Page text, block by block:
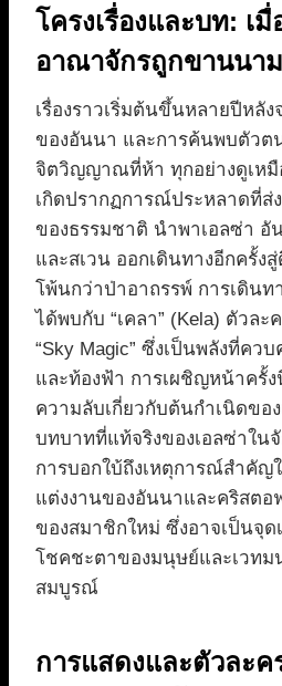
โครงเรื่องและบท: เ
อาณาจักรถูกขานนาม
เรื่องราวเริ่มต้นขึ้นหลายปีหลั
ของอันนา และการค้นพบตัวต
จิตวิญญาณที่ห้า ทุกอย่างดูเหมื
เกิดปรากฏการณ์ประหลาดที่ส่
ของธรรมชาติ นำพาเอลซ่า
และสเวน ออกเดินทางอีกครั้ง
โพ้นกว่าป่าอาถรรพ์ การเดินท
ได้พบกับ “เคลา” (Kela) ตัวละ
“Sky Magic” ซึ่งเป็นพลังที่คว
และท้องฟ้า การเผชิญหน้าครั้ง
ความลับเกี่ยวกับต้นกำเนิดขอ
บทบาทที่แท้จริงของเอลซ่าใน
การบอกใบ้ถึงเหตุการณ์สำคัญ
แต่งงานของอันนาและคริสตอ
ของสมาชิกใหม่ ซึ่งอาจเป็นจุ
โชคชะตาของมนุษย์และเวทม
สมบูรณ์
การแสดงและตัวละค